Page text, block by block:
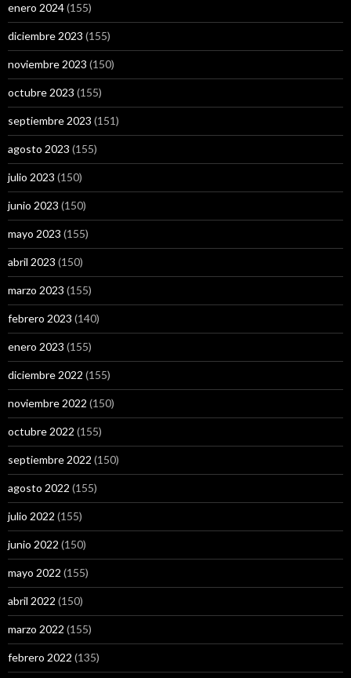
enero 2024(155)
diciembre 2023 (155)
noviembre 2023 (150)
octubre 2023 (155)
septiembre 2023 (151)
agosto 2023 (155)
julio 2023 (150)
junio 2023 (150)
mayo 2023 (155)
abril 2023 (150)
marzo 2023 (155)
febrero 2023 (140)
enero 2023 (155)
diciembre 2022 (155)
noviembre 2022 (150)
octubre 2022 (155)
septiembre 2022 (150)
agosto 2022 (155)
julio 2022 (155)
junio 2022 (150)
mayo 2022 (155)
abril 2022 (150)
marzo 2022 (155)
febrero 2022 (135)